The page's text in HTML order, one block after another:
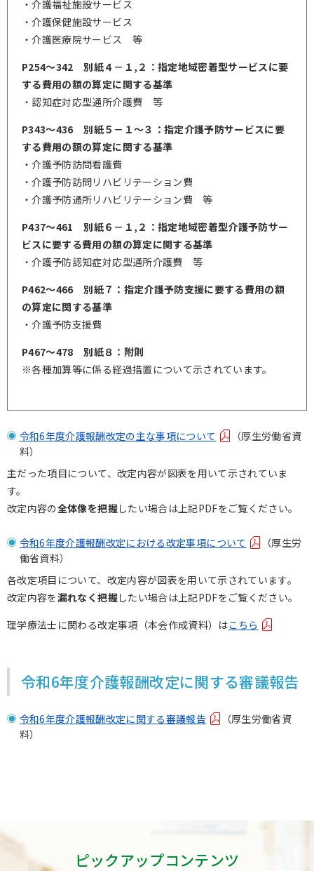
・介護福祉施設サービス
・介護保健施設サービス
・介護医療院サービス 等
P254～342 別紙４－１,２：指定地域密着型サービスに要
する費用の額の算定に関する基準
・認知症対応型通所介護費 等
P343～436 別紙５－１～３：指定介護予防サービスに要
する費用の額の算定に関する基準
・介護予防訪問看護費
・介護予防訪問リハビリテーション費
・介護予防通所リハビリテーション費 等
P437～461 別紙６－１,２：指定地域密着型介護予防サー
ビスに要する費用の額の算定に関する基準
・介護予防認知症対応型通所介護費 等
P462～466 別紙７：指定介護予防支援に要する費用の額
の算定に関する基準
・介護予防支援費
P467～478 別紙８：附則
※各種加算等に係る経過措置について示されています。
令和6年度介護報酬改定の主な事項について
（厚生労働省資
料）
主だった項目について、改定内容が図表を用いて示されていま
す。
改定内容の全体像を把握したい場合は上記PDFをご覧ください。
令和6年度介護報酬改定における改定事項について
（厚生労
働省資料）
各改定項目について、改定内容が図表を用いて示されています。
改定内容を漏れなく把握したい場合は上記PDFをご覧ください。
理学療法士に関わる改定事項（本会作成資料）はこちら
令和6年度介護報酬改定に関する審議報告
令和6年度介護報酬改定に関する審議報告
（厚生労働省資
料）
ピックアップコンテンツ